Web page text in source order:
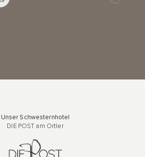
Unser Schwesternhotel
DIE POST am Ortler